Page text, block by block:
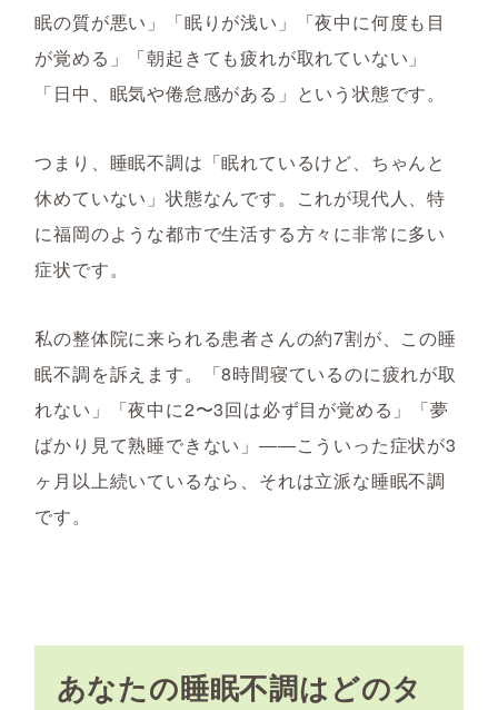
眠の質が悪い」「眠りが浅い」「夜中に何度も目
が覚める」「朝起きても疲れが取れていない」
「日中、眠気や倦怠感がある」という状態です。
つまり、睡眠不調は「眠れているけど、ちゃんと
休めていない」状態なんです。これが現代人、特
に福岡のような都市で生活する方々に非常に多い
症状です。
私の整体院に来られる患者さんの約7割が、この睡
眠不調を訴えます。「8時間寝ているのに疲れが取
れない」「夜中に2〜3回は必ず目が覚める」「夢
ばかり見て熟睡できない」――こういった症状が3
ヶ月以上続いているなら、それは立派な睡眠不調
です。
あなたの睡眠不調はどのタ